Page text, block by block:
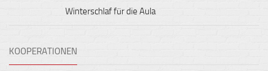
Winterschlaf für die Aula
KOOPERATIONEN